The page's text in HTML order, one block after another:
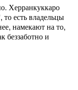
Херранкуккаро
то есть владельцы
намекают на то,
беззаботно и